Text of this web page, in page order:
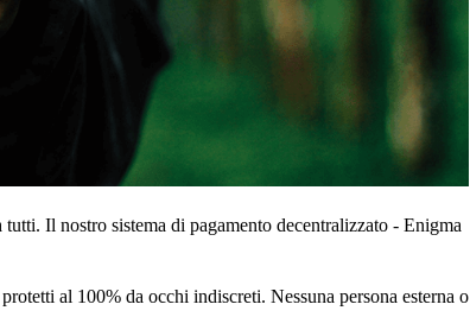
Il nostro sistema di pagamento decentralizzato - Enigma
al 100% da occhi indiscreti. Nessuna persona esterna o